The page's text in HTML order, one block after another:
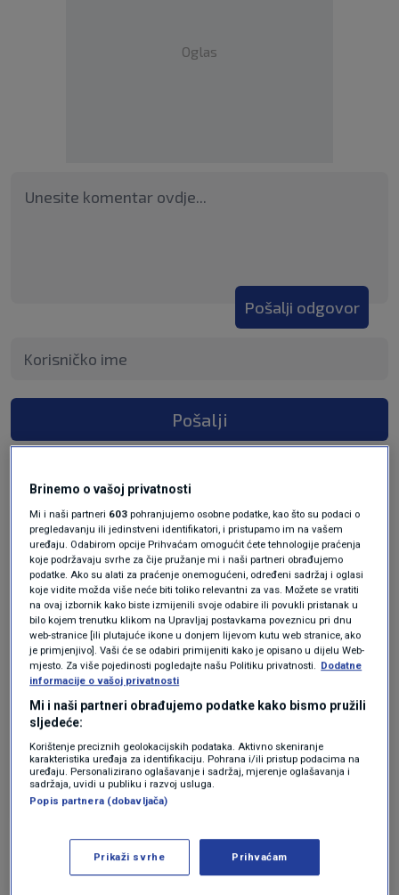
Oglas
Pošalji odgovor
Pošalji
prije 2 godina
Pitalica
Konačno jedan iskreni članak s razradom cijene
kave koja je i 2011 bila oko 3,2 USD po libri, a
znamo koja cijena kave bila tada u kafićima.
Također, koji to ugostitelj nudi kavu koju plaća
25 EUR/kg, s kamoli po 60 EUR/kg? Ako se u
dućanima može kupiti po 12 EUR/kg onda na
veliko to košta još i manje. Zaključak, cijena
kave je napuhana kao i sve ostalo bez
opravdanja!
Odgovor
Brinemo o vašoj privatnosti
Mi i naši partneri 603 pohranjujemo osobne podatke, kao što su podaci o
pregledavanju ili jedinstveni identifikatori, i pristupamo im na vašem
uređaju. Odabirom opcije Prihvaćam omogućit ćete tehnologije praćenja
koje podržavaju svrhe za čije pružanje mi i naši partneri obrađujemo
podatke. Ako su alati za praćenje onemogućeni, određeni sadržaj i oglasi
koje vidite možda više neće biti toliko relevantni za vas. Možete se vratiti
na ovaj izbornik kako biste izmijenili svoje odabire ili povukli pristanak u
bilo kojem trenutku klikom na Upravljaj postavkama poveznicu pri dnu
web-stranice [ili plutajuće ikone u donjem lijevom kutu web stranice, ako
je primjenjivo]. Vaši će se odabiri primijeniti kako je opisano u dijelu Web-
mjesto. Za više pojedinosti pogledajte našu Politiku privatnosti. Dodatne
informacije o vašoj privatnosti
Mi i naši partneri obrađujemo podatke kako bismo pružili
sljedeće:
Korištenje preciznih geolokacijskih podataka. Aktivno skeniranje
karakteristika uređaja za identifikaciju. Pohrana i/ili pristup podacima na
uređaju. Personalizirano oglašavanje i sadržaj, mjerenje oglašavanja i
sadržaja, uvidi u publiku i razvoj usluga.
Popis partnera (dobavljača)
Prikaži svrhe Prihvaćam